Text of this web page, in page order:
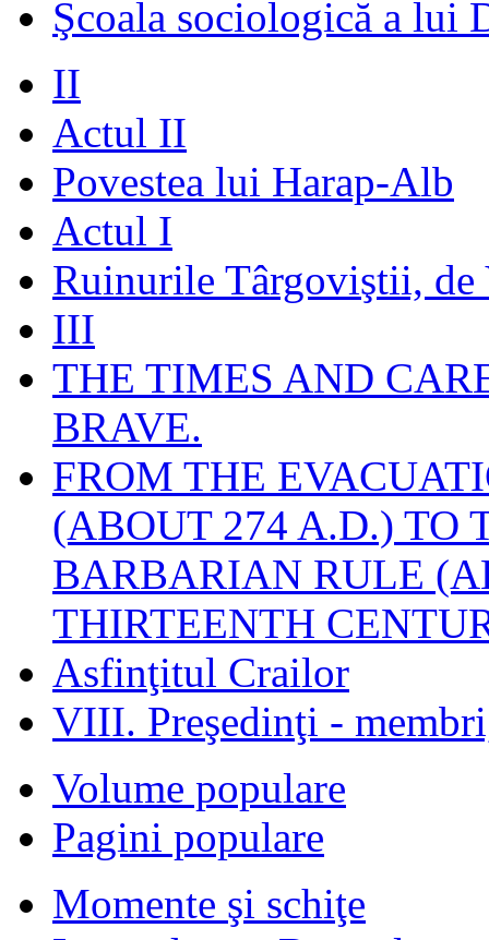
Şcoala sociologică a lui
II
Actul II
Povestea lui Harap-Alb
Actul I
Ruinurile Târgoviştii, de
III
THE TIMES AND
BRAVE.
FROM THE
(ABOUT 274 A.D.) TO
BARBARIAN RULE
THIRTEENTH
Asfinţitul Crailor
VIII. Preşedinţi -
Volume populare
Pagini populare
Momente şi schiţe